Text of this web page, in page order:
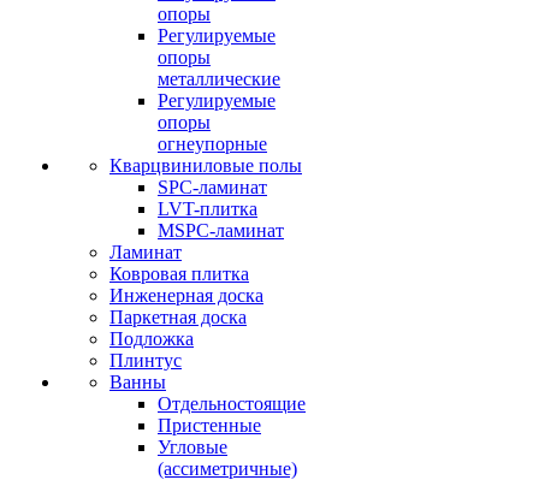
опоры
Регулируемые
опоры
металлические
Регулируемые
опоры
огнеупорные
Кварцвиниловые полы
SPC-ламинат
LVT-плитка
MSPC-ламинат
Ламинат
Ковровая плитка
Инженерная доска
Паркетная доска
Подложка
Плинтус
Ванны
Отдельностоящие
Пристенные
Угловые
(ассиметричные)